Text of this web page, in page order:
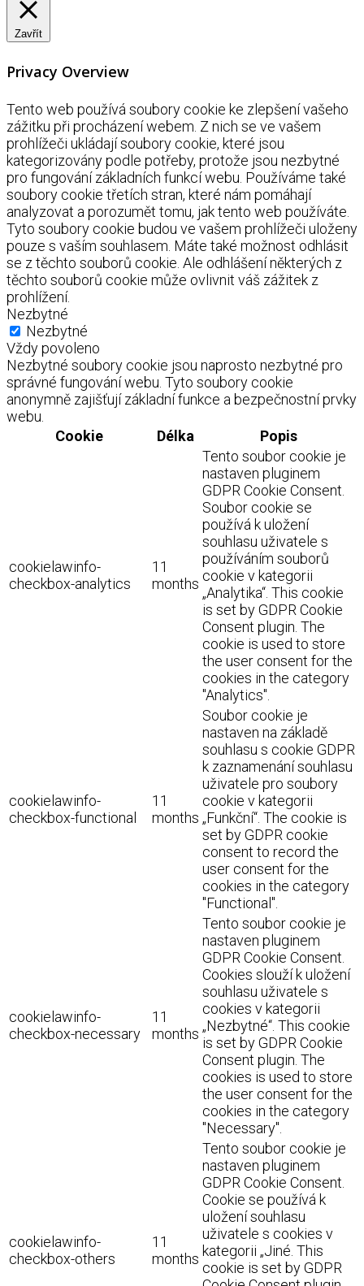
Zavřít
Privacy Overview
Tento web používá soubory cookie ke zlepšení vašeho
zážitku při procházení webem. Z nich se ve vašem
prohlížeči ukládají soubory cookie, které jsou
kategorizovány podle potřeby, protože jsou nezbytné
pro fungování základních funkcí webu. Používáme také
soubory cookie třetích stran, které nám pomáhají
analyzovat a porozumět tomu, jak tento web používáte.
Tyto soubory cookie budou ve vašem prohlížeči uloženy
pouze s vaším souhlasem. Máte také možnost odhlásit
se z těchto souborů cookie. Ale odhlášení některých z
těchto souborů cookie může ovlivnit váš zážitek z
prohlížení.
Nezbytné
Nezbytné
Vždy povoleno
Nezbytné soubory cookie jsou naprosto nezbytné pro
správné fungování webu. Tyto soubory cookie
anonymně zajišťují základní funkce a bezpečnostní prvky
webu.
Cookie
Délka Popis
cookielawinfo-
checkbox-analytics
11
months
Tento soubor cookie je
nastaven pluginem
GDPR Cookie Consent.
Soubor cookie se
používá k uložení
souhlasu uživatele s
používáním souborů
cookie v kategorii
„Analytika“. This cookie
is set by GDPR Cookie
Consent plugin. The
cookie is used to store
the user consent for the
cookies in the category
"Analytics".
cookielawinfo-
checkbox-functional
11
months
Soubor cookie je
nastaven na základě
souhlasu s cookie GDPR
k zaznamenání souhlasu
uživatele pro soubory
cookie v kategorii
„Funkční“. The cookie is
set by GDPR cookie
consent to record the
user consent for the
cookies in the category
"Functional".
cookielawinfo-
checkbox-necessary
11
months
Tento soubor cookie je
nastaven pluginem
GDPR Cookie Consent.
Cookies slouží k uložení
souhlasu uživatele s
cookies v kategorii
„Nezbytné“. This cookie
is set by GDPR Cookie
Consent plugin. The
cookies is used to store
the user consent for the
cookies in the category
"Necessary".
cookielawinfo-
checkbox-others
11
months
Tento soubor cookie je
nastaven pluginem
GDPR Cookie Consent.
Cookie se používá k
uložení souhlasu
uživatele s cookies v
kategorii „Jiné. This
cookie is set by GDPR